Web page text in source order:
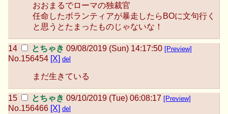
おおまるでローマの独裁官
任命したボランティアが暴走したらBOに文句行く
と思うとたまったものじゃないな！
とちゃき 09/08/2019 (Sun) 14:17:50 [Preview]
No.156454 [X] del
まだ生きている
とちゃき 09/10/2019 (Tue) 06:08:17 [Preview]
No.156466 [X] del